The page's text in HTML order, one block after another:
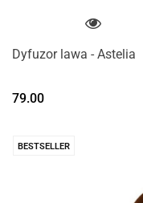
Dyfuzor lawa - Astelia
79.00
BESTSELLER